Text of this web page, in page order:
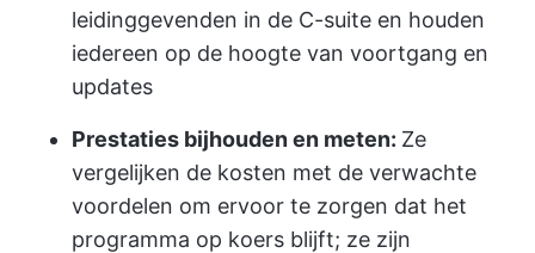
leidinggevenden in de C-suite en houden
iedereen op de hoogte van voortgang en
updates
Prestaties bijhouden en meten: Ze
vergelijken de kosten met de verwachte
voordelen om ervoor te zorgen dat het
programma op koers blijft; ze zijn